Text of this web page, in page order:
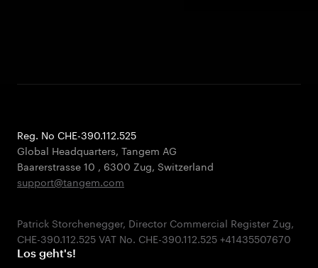
Reg. No CHE-390.112.525
Global Headquarters, Tangem AG
Baarerstrasse 10 , 6300 Zug, Switzerland
support@tangem.com
Patrick Storchenegger, Director Commercial Register Zug,
Los geht's!